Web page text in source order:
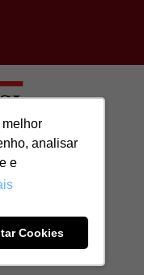
analisar
e
Cookies
analisar
e
Cookies
LTDA | CNPJ:
J-04970/1